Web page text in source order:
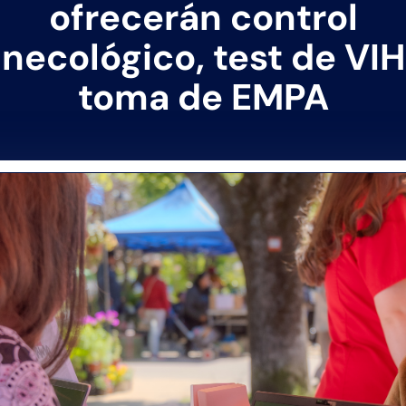
ofrecerán control
test de
toma de EMPA